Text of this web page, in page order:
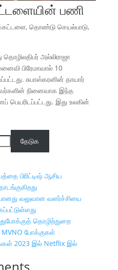
பணி
, தொண்டு செயல்பாடு,
அல்லிராஜா
பிரேமாவால் 10
சுபாஸ்கரனின் தாயார்
நினைவாக இந்த
இது உலகின்
தேடுக
பிரிட்டிஷ் ஆசிய
வலுவான வளர்ச்சியை
தொழிற்துறை
MVNO போக்குகள்
2023 இல் Netflix இல்